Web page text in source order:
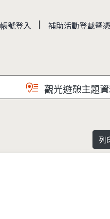
帳號登入 | 補助活動登載暨
觀光遊憩主題
列